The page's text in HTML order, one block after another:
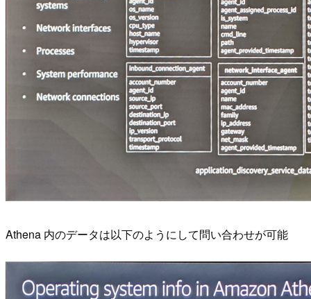
Athena 内のデータは以下のようにして問い合わせが可能